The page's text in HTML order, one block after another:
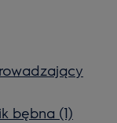
bębna (1)